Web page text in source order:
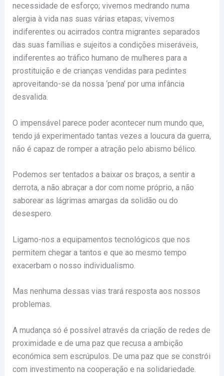
necessidade de esforço; vivemos medrando numa
alergia à vida nas suas várias etapas; vivemos
indiferentes ou acirrados contra migrantes separados
das suas famílias e sujeitos a condições miseráveis,
indiferentes ao tráfico humano de mulheres para a
prostituição e de crianças vendidas para pedintes
aproveitando-se da nossa ‘pena’ por uma infância
desvalida.
O impensável parece poder acontecer num mundo que,
tendo já experimentado tantas vezes a loucura da guerra,
não é capaz de romper a atração pelo abismo bélico.
Podemos ser tentados a baixar os braços, a sentir a
derrota, a não abraçar a dor com nome próprio, a não
saborear as lágrimas amargas da solidão ou do
desespero.
Ligamo-nos a equipamentos tecnológicos que nos
permitem chegar a tantos e que ao mesmo tempo
exacerbam o nosso individualismo.
Mas nenhuma dessas vias trará resposta aos nossos
problemas.
A mudança só é possível através da criação de redes de
proximidade e de uma paz que recusa a ambição
económica sem escrúpulos. De uma paz que se constrói
com investimento na cooperação e na solidariedade.